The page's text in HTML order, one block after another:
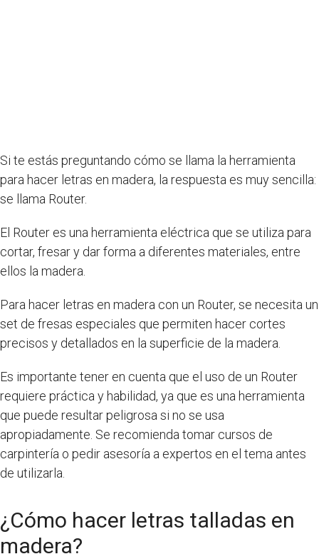
Si te estás preguntando cómo se llama la herramienta
para hacer letras en madera, la respuesta es muy sencilla:
se llama Router.
El Router es una herramienta eléctrica que se utiliza para
cortar, fresar y dar forma a diferentes materiales, entre
ellos la madera.
Para hacer letras en madera con un Router, se necesita un
set de fresas especiales que permiten hacer cortes
precisos y detallados en la superficie de la madera.
Es importante tener en cuenta que el uso de un Router
requiere práctica y habilidad, ya que es una herramienta
que puede resultar peligrosa si no se usa
apropiadamente. Se recomienda tomar cursos de
carpintería o pedir asesoría a expertos en el tema antes
de utilizarla.
¿Cómo hacer letras talladas en
madera?